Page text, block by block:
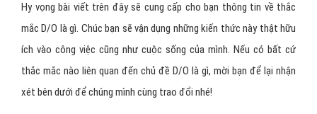
Hy vọng bài viết trên đây sẽ cung cấp cho bạn thông tin về thắc
mắc D/O là gì. Chúc bạn sẽ vận dụng những kiến thức này thật hữu
ích vào công việc cũng như cuộc sống của mình. Nếu có bất cứ
thắc mắc nào liên quan đến chủ đề D/O là gì, mời bạn để lại nhận
xét bên dưới để chúng mình cùng trao đổi nhé!